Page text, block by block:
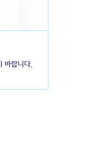
바랍니다.